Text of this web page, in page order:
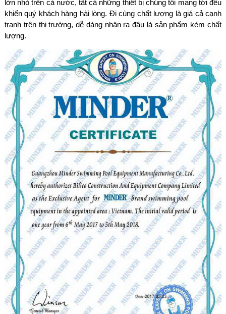
lớn nhỏ trên cả nước, tất cả những thiết bị chúng tôi mang tới đều
khiến quý khách hàng hài lòng. Đi cùng chất lượng là giá cả cạnh
tranh trên thị trường, dễ dàng nhận ra đâu là sản phẩm kém chất
lượng.